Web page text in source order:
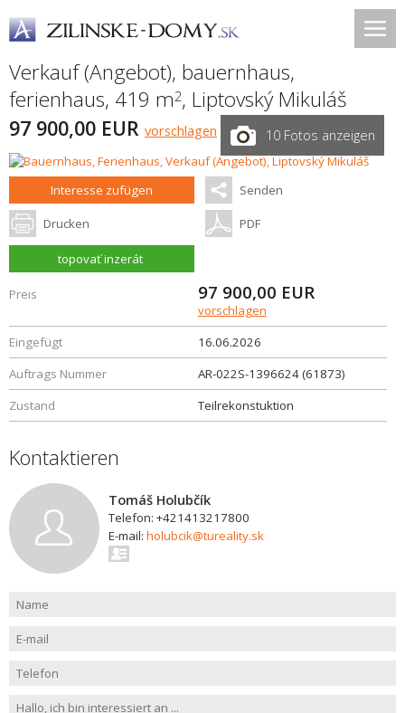
Verkauf (Angebot), bauernhaus,
ferienhaus, 419 m2, Liptovský Mikuláš
97 900,00 EUR vorschlagen 10 Fotos anzeigen
Interesse zufügen Senden
Drucken PDF
topovať inzerát
Preis 97 900,00 EUR
vorschlagen
Eingefügt
16.06.2026
Auftrags Nummer
AR-022S-1396624 (61873)
Zustand
Teilrekonstuktion
Kontaktieren
Tomáš Holubčík
Telefon: +421413217800
E-mail: holubcik@tureality.sk